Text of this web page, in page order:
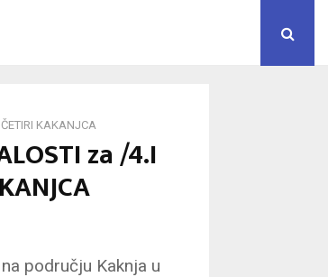
KAKANJCA
za /4.I
području Kaknja u